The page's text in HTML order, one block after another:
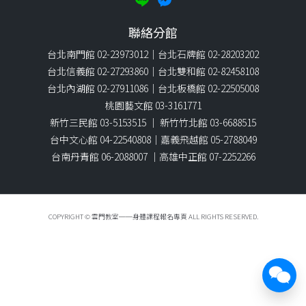
聯絡分館
台北南門館 02-23973012｜台北石牌館 02-28203202
台北信義館 02-27293860｜台北雙和館 02-82458108
台北內湖館 02-27911086｜台北板橋館 02-22505008
桃園藝文館 03-3161771
新竹三民館 03-5153515 ｜ 新竹竹北館 03-6688515
台中文心館 04-22540808｜嘉義飛越館 05-2788049
台南丹青館 06-2088007 ｜高雄中正館 07-2252266
COPYRIGHT © 雲門教室──身體課程報名專頁 ALL RIGHTS RESERVED.